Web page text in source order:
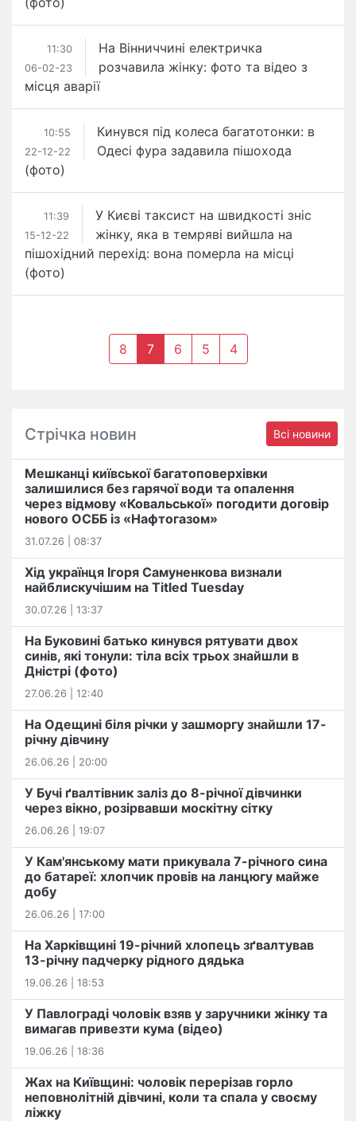
11:30
06-02-23
На Вінниччині електричка
розчавила жінку: фото та відео з
місця аварії
10:55
22-12-22
Кинувся під колеса багатотонки: в
Одесі фура задавила пішохода
(фото)
11:39
15-12-22
У Києві таксист на швидкості зніс
жінку, яка в темряві вийшла на
пішохідний перехід: вона померла на місці
(фото)
8 7 6 5 4
Стрічка новин Всі новини
Мешканці київської багатоповерхівки
залишилися без гарячої води та опалення
через відмову «Ковальської» погодити договір
нового ОСББ із «Нафтогазом»
31.07.26 | 08:37
Хід українця Ігоря Самуненкова визнали
найблискучішим на Titled Tuesday
30.07.26 | 13:37
На Буковині батько кинувся рятувати двох
синів, які тонули: тіла всіх трьох знайшли в
Дністрі (фото)
27.06.26 | 12:40
На Одещині біля річки у зашморгу знайшли 17-
річну дівчину
26.06.26 | 20:00
У Бучі ґвалтівник заліз до 8-річної дівчинки
через вікно, розірвавши москітну сітку
26.06.26 | 19:07
У Кам'янському мати прикувала 7-річного сина
до батареї: хлопчик провів на ланцюгу майже
добу
26.06.26 | 17:00
На Харківщині 19-річний хлопець​ ️зґвалтував
13-річну падчерку рідного дядька
19.06.26 | 18:53
У Павлограді чоловік взяв у заручники жінку та
вимагав привезти кума (відео)
19.06.26 | 18:36
Жах на Київщині: чоловік перерізав горло
неповнолітній дівчині, коли та спала у своєму
ліжку